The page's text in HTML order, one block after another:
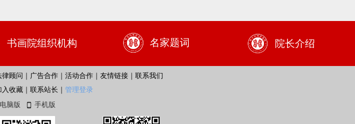
书画院组织机构 名家题词 院长介绍
顾问｜广告合作｜活动合作｜友情链接｜联系我们
收藏｜联系站长｜ 管理登录
电脑版 넓 手机版